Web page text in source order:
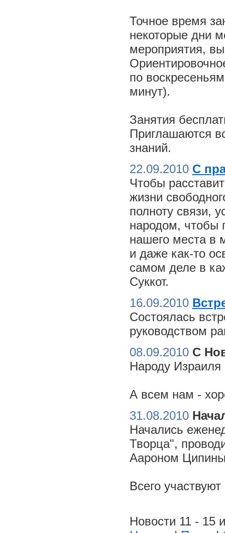
Точное время
некоторые дни
мероприятия,
по
минут).
Занятия
Приглашаются
знаний.
22.09.2010 С
Чтобы
жизни
полноту связи,
народом, чтобы
нашего места в
и даже как-то
самом деле в
Суккот.
16.09.2010
Состоялась
руководством
08.09.2010 С
Народу Израиля
А всем нам -
31.08.2010
Начались
Творца",
Аароном
Всего
Новости 11 - 15